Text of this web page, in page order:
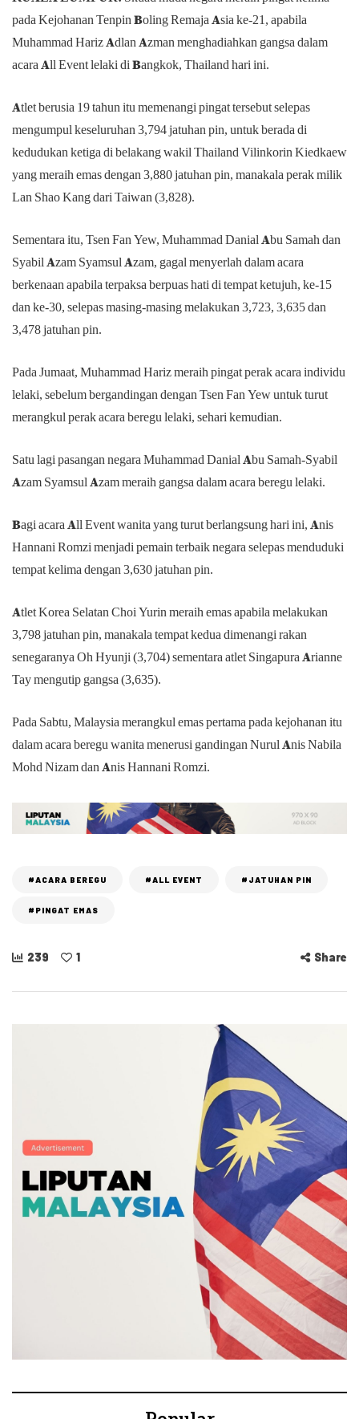
pada Kejohanan Tenpin Boling Remaja Asia ke-21, apabila
Muhammad Hariz Adlan Azman menghadiahkan gangsa dalam
acara All Event lelaki di Bangkok, Thailand hari ini.
Atlet berusia 19 tahun itu memenangi pingat tersebut selepas
mengumpul keseluruhan 3,794 jatuhan pin, untuk berada di
kedudukan ketiga di belakang wakil Thailand Vilinkorin Kiedkaew
yang meraih emas dengan 3,880 jatuhan pin, manakala perak milik
Lan Shao Kang dari Taiwan (3,828).
Sementara itu, Tsen Fan Yew, Muhammad Danial Abu Samah dan
Syabil Azam Syamsul Azam, gagal menyerlah dalam acara
berkenaan apabila terpaksa berpuas hati di tempat ketujuh, ke-15
dan ke-30, selepas masing-masing melakukan 3,723, 3,635 dan
3,478 jatuhan pin.
Pada Jumaat, Muhammad Hariz meraih pingat perak acara individu
lelaki, sebelum bergandingan dengan Tsen Fan Yew untuk turut
merangkul perak acara beregu lelaki, sehari kemudian.
Satu lagi pasangan negara Muhammad Danial Abu Samah-Syabil
Azam Syamsul Azam meraih gangsa dalam acara beregu lelaki.
Bagi acara All Event wanita yang turut berlangsung hari ini, Anis
Hannani Romzi menjadi pemain terbaik negara selepas menduduki
tempat kelima dengan 3,630 jatuhan pin.
Atlet Korea Selatan Choi Yurin meraih emas apabila melakukan
3,798 jatuhan pin, manakala tempat kedua dimenangi rakan
senegaranya Oh Hyunji (3,704) sementara atlet Singapura Arianne
Tay mengutip gangsa (3,635).
Pada Sabtu, Malaysia merangkul emas pertama pada kejohanan itu
dalam acara beregu wanita menerusi gandingan Nurul Anis Nabila
Mohd Nizam dan Anis Hannani Romzi.
#ACARA BEREGU #ALL EVENT #JATUHAN PIN
#PINGAT EMAS
239 1 Share